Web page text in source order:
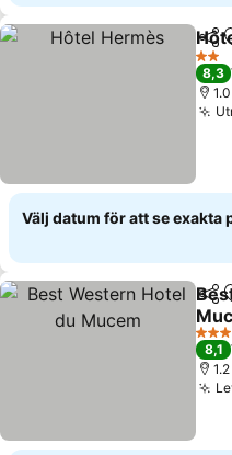
Dela
2
8,3
Välj datum för att se exakta
Dela
3
8,1